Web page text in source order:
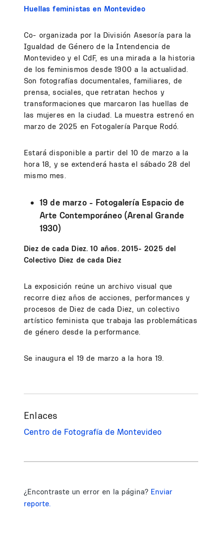
Huellas feministas en Montevideo
Co- organizada por la División Asesoría para la
Igualdad de Género de la Intendencia de
Montevideo y el CdF, es una mirada a la historia
de los feminismos desde 1900 a la actualidad.
Son fotografías documentales, familiares, de
prensa, sociales, que retratan hechos y
transformaciones que marcaron las huellas de
las mujeres en la ciudad. La muestra estrenó en
marzo de 2025 en Fotogalería Parque Rodó.
Estará disponible a partir del 10 de marzo a la
hora 18, y se extenderá hasta el sábado 28 del
mismo mes.
19 de marzo - Fotogalería Espacio de
Arte Contemporáneo (Arenal Grande
1930)
Diez de cada Diez. 10 años. 2015- 2025 del
Colectivo Diez de cada Diez
La exposición reúne un archivo visual que
recorre diez años de acciones, performances y
procesos de Diez de cada Diez, un colectivo
artístico feminista que trabaja las problemáticas
de género desde la performance.
Se inaugura el 19 de marzo a la hora 19.
Enlaces
Centro de Fotografía de Montevideo
¿Encontraste un error en la página? Enviar
reporte.